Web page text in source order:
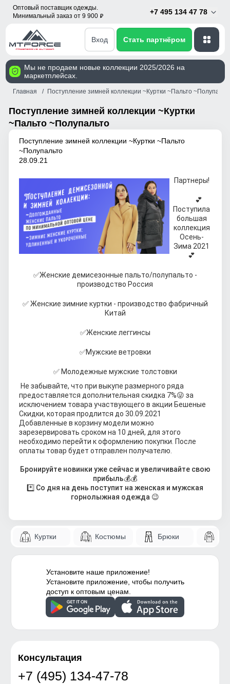
Оптовый поставщик одежды.
Минимальный заказ от 9 900 p
+7 495 134 47 78
Вход Стать партнёром
Мы не продаем новые коллекции 2025/2026 на
маркетплейсах.
Главная Поступление зимней коллекции ~Куртки ~Пальто
Поступление зимней коллекции ~Куртки
~Пальто ~Полупальто
Поступление зимней коллекции ~Куртки ~Пальто
~Полупальто
28.09.21
Партнеры!
💕
Поступила
большая
коллекция
Осень-
Зима 2021
💕
✅Женские демисезонные пальто/полупальто -
производство Россия
✅Женские зимние куртки - производство фабричный
Китай
✅Женские леггинсы
✅Мужские ветровки
✅Молодежные мужские толстовки
Не забывайте, что при выкупе размерного ряда
предоставляется дополнительная скидка 7%😜 за
исключением товара участвующего в акции Бешеные
Скидки, которая продлится до 30.09.2021
Добавленные в корзину модели можно
зарезервировать сроком на 10 дней, для этого
необходимо перейти к оформлению покупки. После
оплаты товар будет отправлен получателю.
Бронируйте новинки уже сейчас и увеличивайте свою
прибыль💰💰
*️ Со дня на день поступит на женская и мужская
горнолыжная одежда 😉
Куртки Костюмы Брюки
Установите наше приложение!
Установите приложение, чтобы получить
доступ к оптовым ценам.
Консультация
+7 (495) 134-47-78